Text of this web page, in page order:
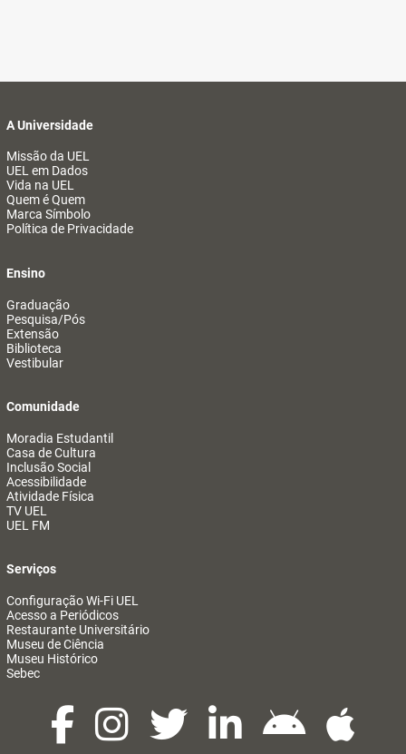
A Universidade
Missão da UEL
UEL em Dados
Vida na UEL
Quem é Quem
Marca Símbolo
Política de Privacidade
Ensino
Graduação
Pesquisa/Pós
Extensão
Biblioteca
Vestibular
Comunidade
Moradia Estudantil
Casa de Cultura
Inclusão Social
Acessibilidade
Atividade Física
TV UEL
UEL FM
Serviços
Configuração Wi-Fi UEL
Acesso a Periódicos
Restaurante Universitário
Museu de Ciência
Museu Histórico
Sebec